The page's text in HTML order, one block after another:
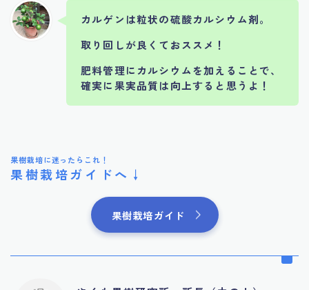
カルゲンは粒状の硫酸カルシウム剤。
取り回しが良くておススメ！
肥料管理にカルシウムを加えることで、
確実に果実品質は向上すると思うよ！
果樹栽培に迷ったらこれ！
果樹栽培ガイドへ↓
果樹栽培ガイド